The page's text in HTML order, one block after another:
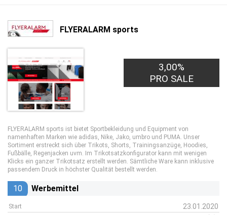
FLYERALARM sports
3,00%
PRO SALE
FLYERALARM sports ist bietet Sportbekleidung und Equipment von
namenhaften Marken wie adidas, Nike, Jako, umbro und PUMA. Unser
Sortiment erstreckt sich über Trikots, Shorts, Trainingsanzüge, Hoodies,
Fußbälle, Regenjacken uvm. Im Trikotsatzkonfigurator kann mit wenigen
Klicks ein ganzer Trikotsatz erstellt werden. Sämtliche Ware kann inklusive
passendem Druck in höchster Qualität bestellt werden.
10 Werbemittel
Start 23.01.2020